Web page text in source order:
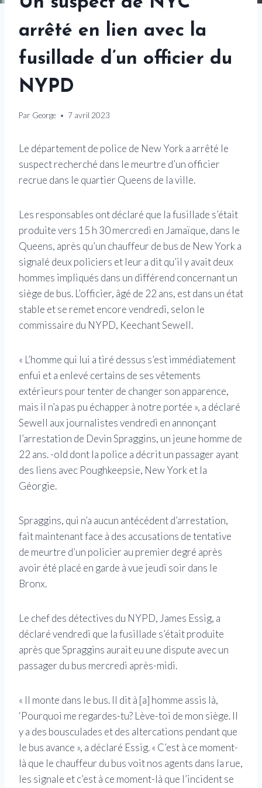
arrêté en lien avec la
fusillade d’un officier du
NYPD
Par George 7 avril 2023
Le département de police de New York a arrêté le
suspect recherché dans le meurtre d’un officier
recrue dans le quartier Queens de la ville.
Les responsables ont déclaré que la fusillade s’était
produite vers 15 h 30 mercredi en Jamaïque, dans le
Queens, après qu’un chauffeur de bus de New York a
signalé deux policiers et leur a dit qu’il y avait deux
hommes impliqués dans un différend concernant un
siège de bus. L’officier, âgé de 22 ans, est dans un état
stable et se remet encore vendredi, selon le
commissaire du NYPD, Keechant Sewell.
« L’homme qui lui a tiré dessus s’est immédiatement
enfui et a enlevé certains de ses vêtements
extérieurs pour tenter de changer son apparence,
mais il n’a pas pu échapper à notre portée », a déclaré
Sewell aux journalistes vendredi en annonçant
l’arrestation de Devin Spraggins, un jeune homme de
22 ans. -old dont la police a décrit un passager ayant
des liens avec Poughkeepsie, New York et la
Géorgie.
Spraggins, qui n’a aucun antécédent d’arrestation,
fait maintenant face à des accusations de tentative
de meurtre d’un policier au premier degré après
avoir été placé en garde à vue jeudi soir dans le
Bronx.
Le chef des détectives du NYPD, James Essig, a
déclaré vendredi que la fusillade s’était produite
après que Spraggins aurait eu une dispute avec un
passager du bus mercredi après-midi.
« Il monte dans le bus. Il dit à [a] homme assis là,
‘Pourquoi me regardes-tu? Lève-toi de mon siège. Il
y a des bousculades et des altercations pendant que
le bus avance », a déclaré Essig. « C’est à ce moment-
là que le chauffeur du bus voit nos agents dans la rue,
les signale et c’est à ce moment-là que l’incident se